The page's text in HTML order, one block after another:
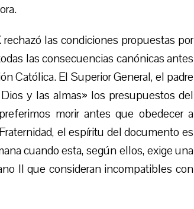
las condiciones propuestas por
las consecuencias canónicas antes
Católica. El Superior General, el padre
y las almas» los presupuestos del
morir antes que obedecer a
el espíritu del documento es
cuando esta, según ellos, exige una
II que consideran incompatibles con